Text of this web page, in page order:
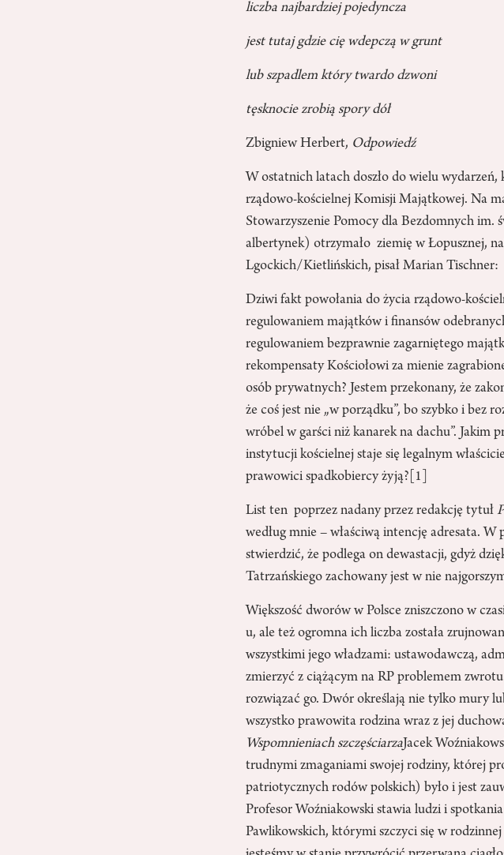
liczba najbardziej pojedyncza
jest tutaj gdzie cię wdepczą w grunt
lub szpadlem który twardo dzwoni
tęsknocie zrobią spory dół
Zbigniew Herbert, Odpowiedź
W ostatnich latach doszło do wielu
rządowo-kościelnej Komisji Majątkowej. Na
Stowarzyszenie Pomocy dla Bezdomnych im.
albertynek) otrzymało ziemię w Łopusznej,
Lgockich/Kietlińskich, pisał Marian Tischner:
Dziwi fakt powołania do życia rządowo-
regulowaniem majątków i finansów
regulowaniem bezprawnie zagarniętego
rekompensaty Kościołowi za mienie
osób prywatnych? Jestem przekonany, że
że coś jest nie „w porządku”, bo szybko i bez
wróbel w garści niż kanarek na dachu”. Jakim
instytucji kościelnej staje się legalnym
prawowici spadkobiercy żyją? [1]
List ten poprzez nadany przez redakcję tytuł
według mnie – właściwą intencję adresata.
stwierdzić, że podlega on dewastacji, gdyż
Tatrzańskiego zachowany jest w nie
Większość dworów w Polsce zniszczono w
u, ale też ogromna ich liczba została
wszystkimi jego władzami: ustawodawczą,
zmierzyć z ciążącym na RP problemem
rozwiązać go. Dwór określają nie tylko mury
wszystko prawowita rodzina wraz z jej
Wspomnieniach szczęściarzaJacek
trudnymi zmaganiami swojej rodziny, której
patriotycznych rodów polskich) było i jest
Profesor Woźniakowski stawia ludzi i
Pawlikowskich, którymi szczyci się w